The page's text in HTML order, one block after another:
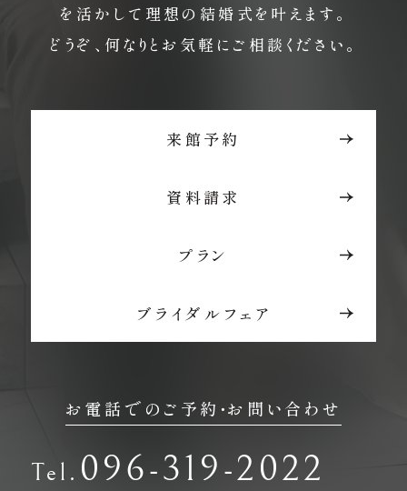
を活かして理想の結婚式を叶えます。
どうぞ、何なりとお気軽にご相談ください。
来館予約
資料請求
プラン
ブライダルフェア
お電話でのご予約・お問い合わせ
096-319-2022